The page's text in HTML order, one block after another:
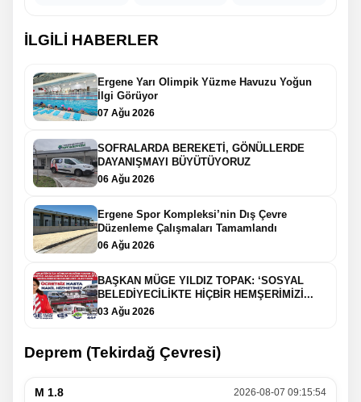
İLGİLİ HABERLER
Ergene Yarı Olimpik Yüzme Havuzu Yoğun
İlgi Görüyor
07 Ağu 2026
SOFRALARDA BEREKETİ, GÖNÜLLERDE
DAYANIŞMAYI BÜYÜTÜYORUZ
06 Ağu 2026
Ergene Spor Kompleksi’nin Dış Çevre
Düzenleme Çalışmaları Tamamlandı
06 Ağu 2026
BAŞKAN MÜGE YILDIZ TOPAK: ‘SOSYAL
BELEDİYECİLİKTE HİÇBİR HEMŞERİMİZİ...
03 Ağu 2026
Deprem (Tekirdağ Çevresi)
M 1.8 2026-08-07 09:15:54